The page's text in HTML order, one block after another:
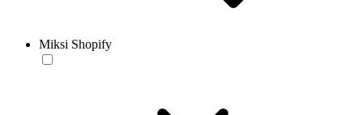
Miksi Shopify